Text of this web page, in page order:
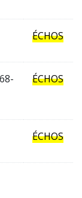
ÉCHOS
ÉCHOS
ÉCHOS